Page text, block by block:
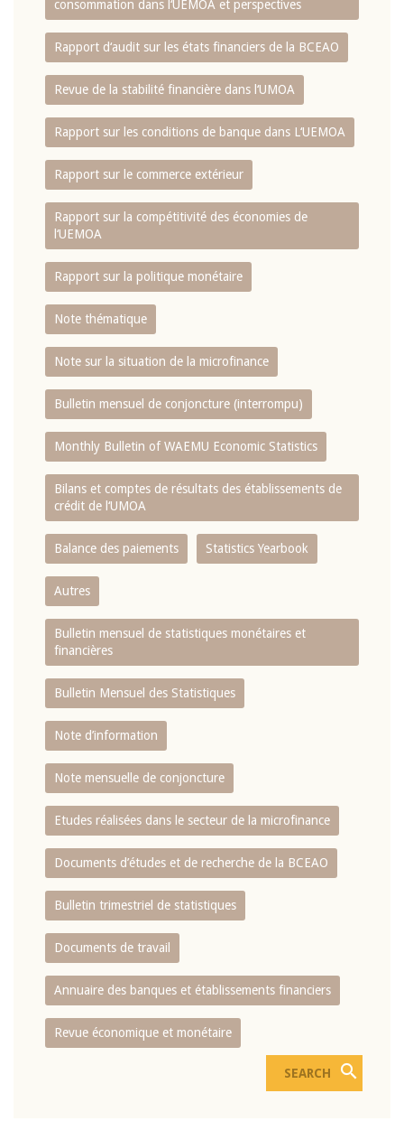
consommation dans l‘UEMOA et perspectives
Rapport d‘audit sur les états financiers de la BCEAO
Revue de la stabilité financière dans l‘UMOA
Rapport sur les conditions de banque dans L‘UEMOA
Rapport sur le commerce extérieur
Rapport sur la compétitivité des économies de
l‘UEMOA
Rapport sur la politique monétaire
Note thématique
Note sur la situation de la microfinance
Bulletin mensuel de conjoncture (interrompu)
Monthly Bulletin of WAEMU Economic Statistics
Bilans et comptes de résultats des établissements de
crédit de l‘UMOA
Balance des paiements Statistics Yearbook
Autres
Bulletin mensuel de statistiques monétaires et
financières
Bulletin Mensuel des Statistiques
Note d’information
Note mensuelle de conjoncture
Etudes réalisées dans le secteur de la microfinance
Documents d’études et de recherche de la BCEAO
Bulletin trimestriel de statistiques
Documents de travail
Annuaire des banques et établissements financiers
Revue économique et monétaire